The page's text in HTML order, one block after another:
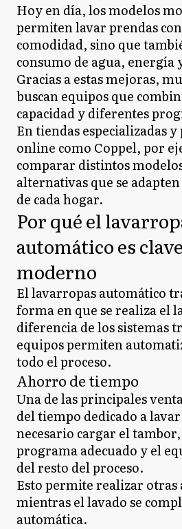
Hoy en día, los modelos
permiten lavar prendas
comodidad, sino que
consumo de agua, energía
Gracias a estas mejoras,
buscan equipos que
capacidad y diferentes
En tiendas especializadas
online como Coppel, por
comparar distintos
alternativas que se adapten
de cada hogar.
Por qué el
automático es
moderno
El lavarropas automático
forma en que se realiza el
diferencia de los sistemas
equipos permiten
todo el proceso.
Ahorro de tiempo
Una de las principales
del tiempo dedicado a
necesario cargar el
programa adecuado y el
del resto del proceso.
Esto permite realizar otras
mientras el lavado se
automática.